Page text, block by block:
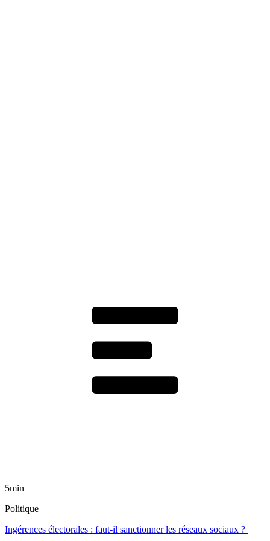
5min
Politique
Ingérences électorales : faut-il sanctionner les réseaux sociaux ?